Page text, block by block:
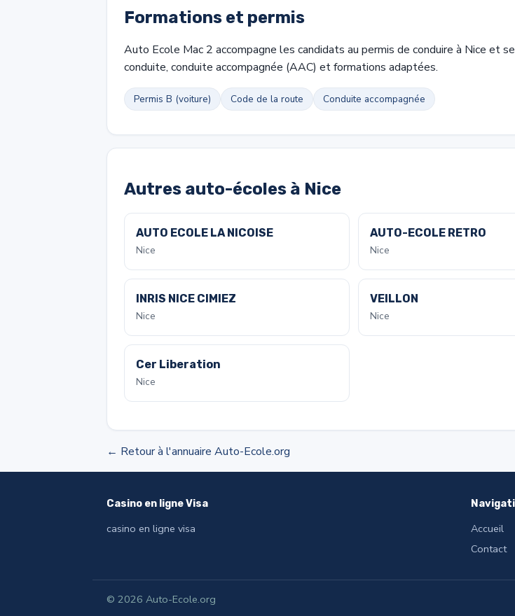
Formations et permis
Auto Ecole Mac 2 accompagne les candidats au permis de conduire à Nice et
conduite, conduite accompagnée (AAC) et formations adaptées.
Permis B (voiture) Code de la route Conduite accompagnée
Autres auto-écoles à Nice
AUTO ECOLE LA NICOISE
Nice
AUTO-ECOLE RETRO
Nice
INRIS NICE CIMIEZ
Nice
VEILLON
Nice
Cer Liberation
Nice
← Retour à l'annuaire Auto-Ecole.org
Casino en ligne Visa
casino en ligne visa
Accueil
Contact
© 2026 Auto-Ecole.org